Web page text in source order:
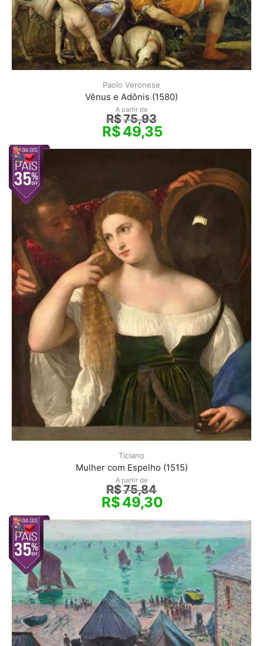
Paolo Veronese
Vênus e Adônis (1580)
A partir de
R$75,93
R$49,35
Ticiano
Mulher com Espelho (1515)
A partir de
R$75,84
R$49,30